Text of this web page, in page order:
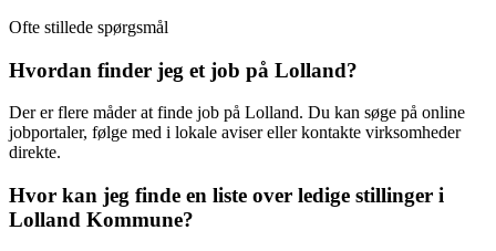
Ofte stillede spørgsmål
Hvordan finder jeg et job på Lolland?
Der er flere måder at finde job på Lolland. Du kan søge på online
jobportaler, følge med i lokale aviser eller kontakte virksomheder
direkte.
Hvor kan jeg finde en liste over ledige stillinger i
Lolland Kommune?